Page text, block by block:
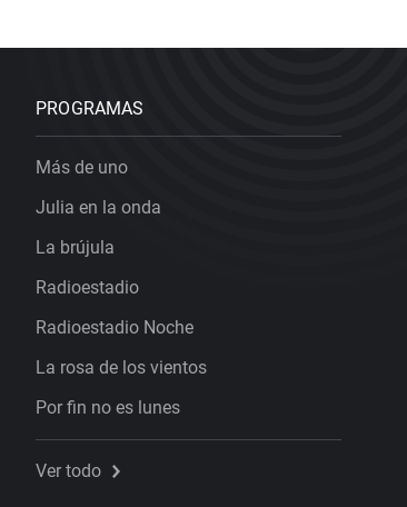
PROGRAMAS
Más de uno
Julia en la onda
La brújula
Radioestadio
Radioestadio Noche
La rosa de los vientos
Por fin no es lunes
Ver todo